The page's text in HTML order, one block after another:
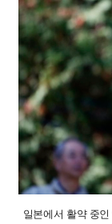
일본에서 활약 중